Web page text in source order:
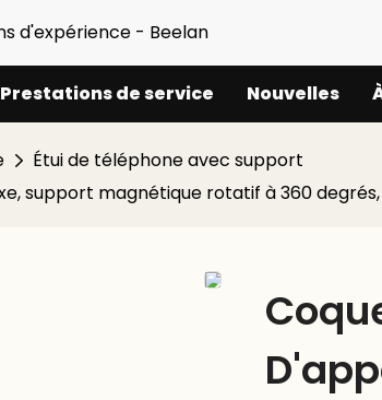
d'expérience - Beelan
Prestations de service Nouvelles
Étui de téléphone avec support
magnétique rotatif à 360 degrés,